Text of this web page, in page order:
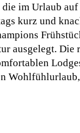
im Urlaub
kurz und
ausgelegt. Die